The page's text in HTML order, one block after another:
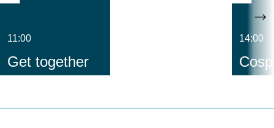
11:00
Get together
14:00